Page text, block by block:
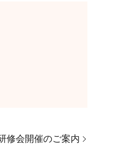
修会開催のご案内